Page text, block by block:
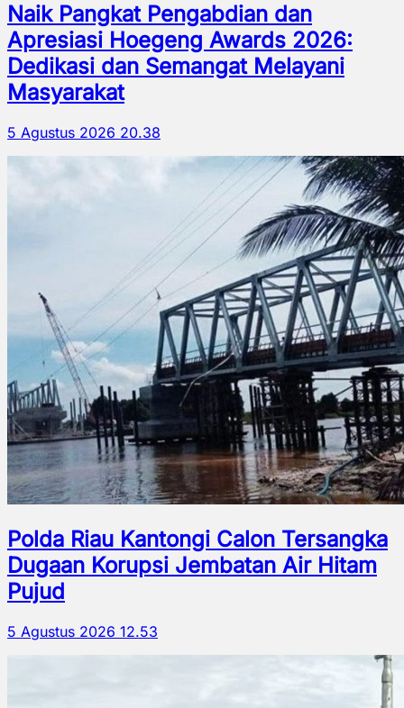
Naik Pangkat Pengabdian dan
Apresiasi Hoegeng Awards 2026:
Dedikasi dan Semangat Melayani
Masyarakat
5 Agustus 2026 20.38
Polda Riau Kantongi Calon Tersangka
Dugaan Korupsi Jembatan Air Hitam
Pujud
5 Agustus 2026 12.53